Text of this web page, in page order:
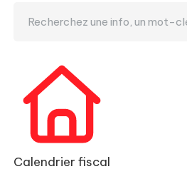
Calendrier fiscal